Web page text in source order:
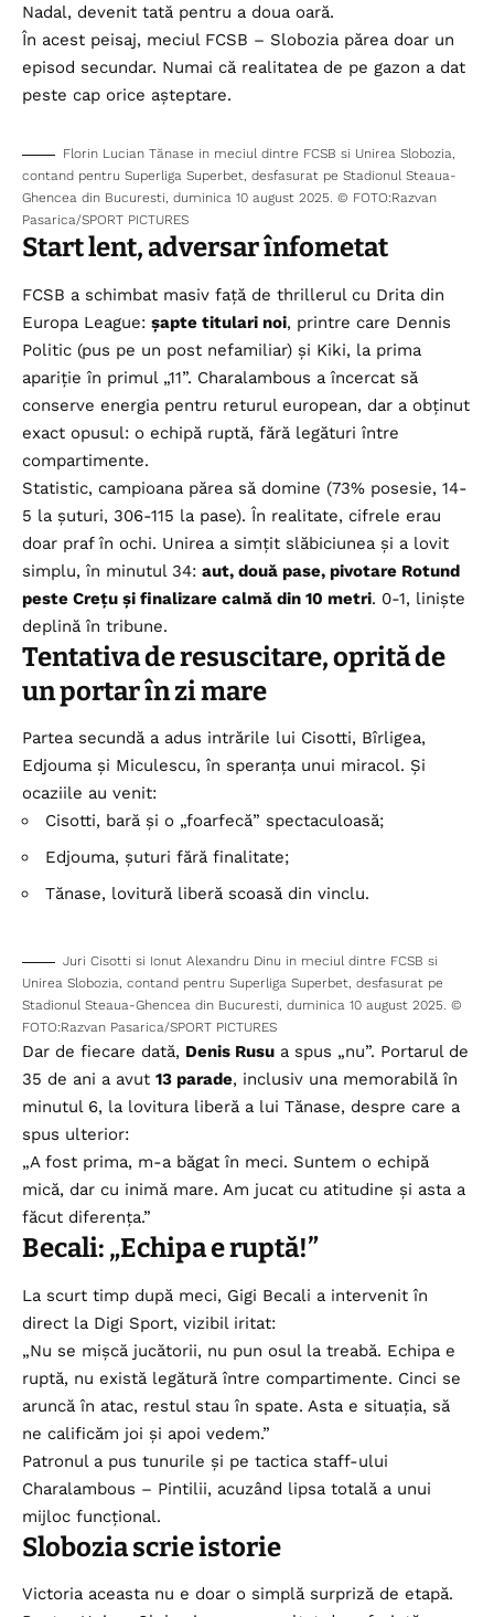
Nadal, devenit tată pentru a doua oară.
În acest peisaj, meciul FCSB – Slobozia părea doar un
episod secundar. Numai că realitatea de pe gazon a dat
peste cap orice așteptare.
Florin Lucian Tănase in meciul dintre FCSB si Unirea Slobozia,
contand pentru Superliga Superbet, desfasurat pe Stadionul Steaua-
Ghencea din Bucuresti, duminica 10 august 2025. © FOTO:Razvan
Pasarica/SPORT PICTURES
Start lent, adversar înfometat
FCSB a schimbat masiv față de thrillerul cu Drita din
Europa League: șapte titulari noi, printre care Dennis
Politic (pus pe un post nefamiliar) și Kiki, la prima
apariție în primul „11”. Charalambous a încercat să
conserve energia pentru returul european, dar a obținut
exact opusul: o echipă ruptă, fără legături între
compartimente.
Statistic, campioana părea să domine (73% posesie, 14-
5 la șuturi, 306-115 la pase). În realitate, cifrele erau
doar praf în ochi. Unirea a simțit slăbiciunea și a lovit
simplu, în minutul 34: aut, două pase, pivotare Rotund
peste Crețu și finalizare calmă din 10 metri. 0-1, liniște
deplină în tribune.
Tentativa de resuscitare, oprită de
un portar în zi mare
Partea secundă a adus intrările lui Cisotti, Bîrligea,
Edjouma și Miculescu, în speranța unui miracol. Și
ocaziile au venit:
Cisotti, bară și o „foarfecă” spectaculoasă;
Edjouma, șuturi fără finalitate;
Tănase, lovitură liberă scoasă din vinclu.
Juri Cisotti si Ionut Alexandru Dinu in meciul dintre FCSB si
Unirea Slobozia, contand pentru Superliga Superbet, desfasurat pe
Stadionul Steaua-Ghencea din Bucuresti, duminica 10 august 2025. ©
FOTO:Razvan Pasarica/SPORT PICTURES
Dar de fiecare dată, Denis Rusu a spus „nu”. Portarul de
35 de ani a avut 13 parade, inclusiv una memorabilă în
minutul 6, la lovitura liberă a lui Tănase, despre care a
spus ulterior:
„A fost prima, m-a băgat în meci. Suntem o echipă
mică, dar cu inimă mare. Am jucat cu atitudine și asta a
făcut diferența.”
Becali: „Echipa e ruptă!”
La scurt timp după meci, Gigi Becali a intervenit în
direct la Digi Sport, vizibil iritat:
„Nu se mișcă jucătorii, nu pun osul la treabă. Echipa e
ruptă, nu există legătură între compartimente. Cinci se
aruncă în atac, restul stau în spate. Asta e situația, să
ne calificăm joi și apoi vedem.”
Patronul a pus tunurile și pe tactica staff-ului
Charalambous – Pintilii, acuzând lipsa totală a unui
mijloc funcțional.
Slobozia scrie istorie
Victoria aceasta nu e doar o simplă surpriză de etapă.